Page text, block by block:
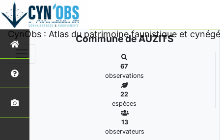
CynObs : Atlas du patrimoine faunistique et
Commune de AUZITS
67
observations
22
espèces
13
observateurs